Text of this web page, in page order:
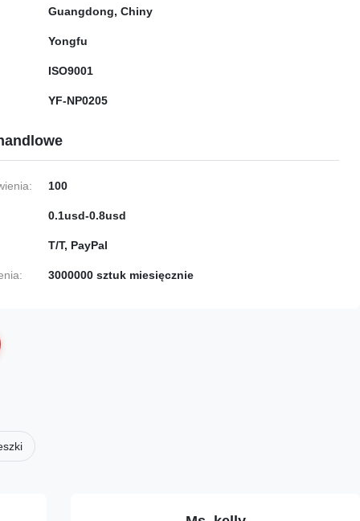
Guangdong, Chiny
Yongfu
ISO9001
YF-NP0205
100
0.1usd-0.8usd
T/T, PayPal
3000000 sztuk miesięcznie